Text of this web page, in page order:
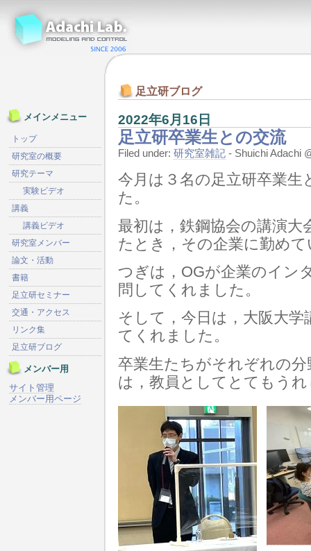
足立研ブログ
2022年6月16日
足立研卒業生との交流
Filed under: 研究室雑記 - Shuichi Adachi
今月は３名の足立研卒業
た。
最初は，鉄鋼協会の講演
たとき，その企業に勤め
つぎは，OGが企業のイン
問してくれました。
そして，今日は，大阪大
てくれました。
卒業生たちがそれぞれの
は，教員としてとてもう
メインメニュー
トップ
研究室の概要
研究テーマ
実験ビデオ
講義
講義ビデオ
研究室メンバー
論文・活動
書籍
足立研セミナー
交通・アクセス
リンク集
足立研ブログ
メンバー用
サイト管理
メンバー用ページ